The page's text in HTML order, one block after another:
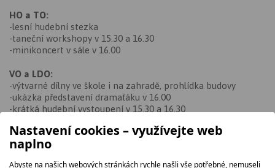
HO a TO:
-lesní hudební stezka
-taneční workshopy v 15.30 a 16.30
-minikoncert v sále v 16.00
VO a LDO:
-výtvarné dílny ve škole i na zahradě, prohlídka budovy
-ukázka představení dramaťáku v 16.00
-krátká hudební vystoupení v 15.30 a 16.30
možnost absolvovat talentové zkoušky (kromě VO)
Nastavení cookies – využívejte web
naplno
Abyste na našich webových stránkách rychle našli vše potřebné, nemuseli